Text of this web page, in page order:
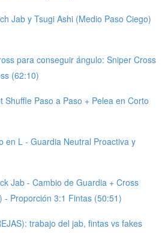
Jab y Tsugi Ashi (Medio Paso Ciego)
para conseguir ángulo: Sniper Cross
(62:10)
Shuffle Paso a Paso + Pelea en Corto
en L - Guardia Neutral Proactiva y
Jab - Cambio de Guardia + Cross
- Proporción 3:1 Fintas (50:51)
trabajo del jab, fintas vs fakes